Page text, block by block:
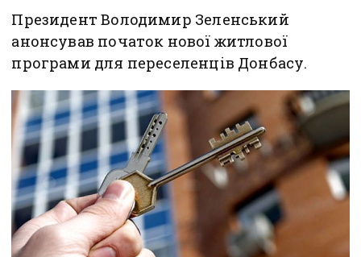
Президент Володимир Зеленський
анонсував початок нової житлової
програми для переселенців Донбасу.